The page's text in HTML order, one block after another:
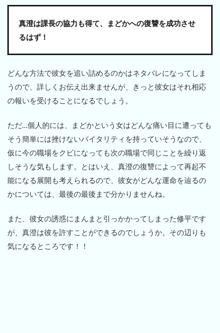
真澄は課長の協力も得て、まどかへの復讐を成功させ
るはず！
どんな方法で彼女を追い詰めるのかはネタバレになってしま
うので、詳しくお伝え出来ませんが、きっと彼女はそれ相応
の報いを受けることになるでしょう。
ただ…個人的には、まどかという女はどんな痛い目に遭っても
そう簡単には挫けないバイタリティを持っていそうなので、
仮に今の職場をクビになっても次の職場で同じことを繰り返
しそうな気もします。とはいえ、真澄の復讐によって再起不
能になる展開も考えられるので、彼女がどんな運命を辿るの
かについては、最後の最後まで分かりませんね。
また、彼女の誘惑にまんまと引っかかってしまった修平です
が、真澄は彼を許すことができるのでしょうか。その辺りも
気になるところです！！